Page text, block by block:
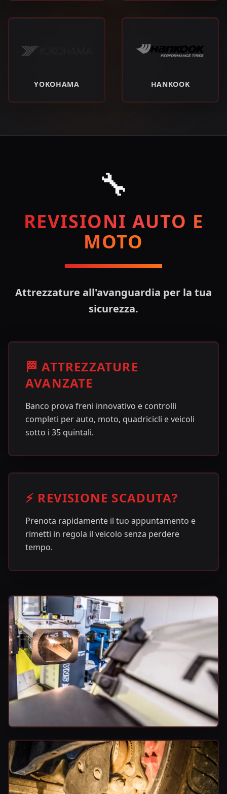
YOKOHAMA HANKOOK
🔧
REVISIONI AUTO E
MOTO
Attrezzature all'avanguardia per la tua
sicurezza.
🏁 ATTREZZATURE
AVANZATE
Banco prova freni innovativo e controlli
completi per auto, moto, quadricicli e veicoli
sotto i 35 quintali.
⚡ REVISIONE SCADUTA?
Prenota rapidamente il tuo appuntamento e
rimetti in regola il veicolo senza perdere
tempo.